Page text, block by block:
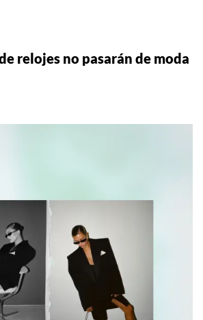
relojes no pasarán de moda